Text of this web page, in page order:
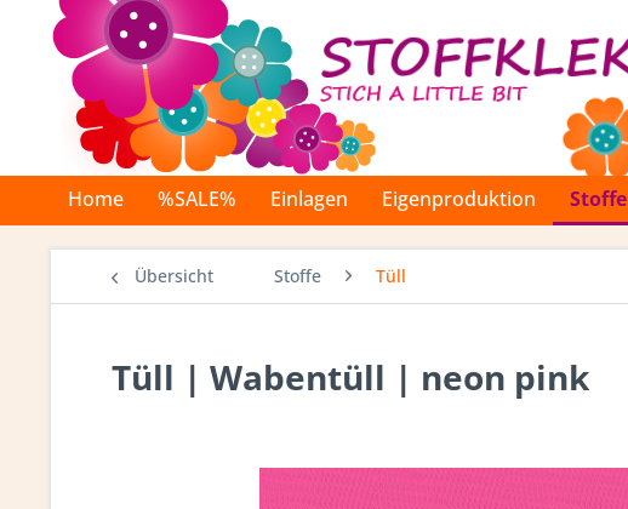
Home %SALE% Einlagen Eigenproduktion Stoffe
Übersicht Stoffe Tüll
Tüll | Wabentüll | neon pink